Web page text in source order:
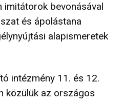
imitátorok bevonásával
és ápolástana
alapismeretek
intézmény 11. és 12.
közülük az országos